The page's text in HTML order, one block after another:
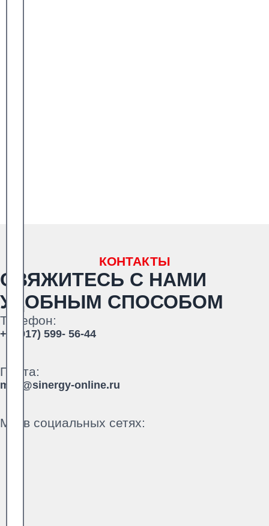
КОНТАКТЫ
СВЯЖИТЕСЬ С НАМИ
УДОБНЫМ СПОСОБОМ
Телефон:
+7 (917) 599- 56-44
Почта:
mail@sinergy-online.ru
Мы в социальных сетях: